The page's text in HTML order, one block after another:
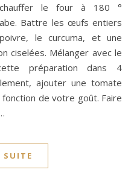
le four à 180 °
Battre les œufs entiers
le curcuma, et une
ciselées. Mélanger avec le
préparation dans 4
ajouter une tomate
de votre goût. Faire
SUITE